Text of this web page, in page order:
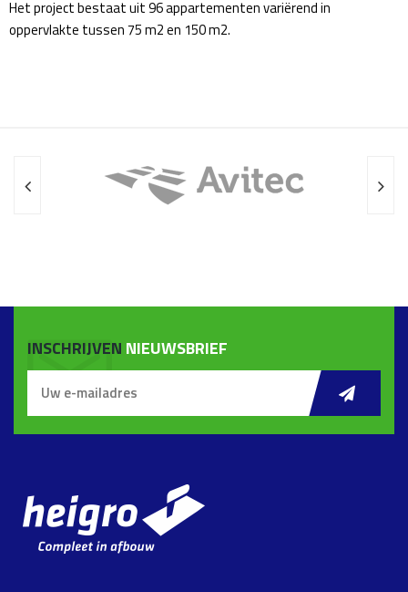
Het project bestaat uit 96 appartementen variërend in
oppervlakte tussen 75 m2 en 150 m2.
INSCHRIJVEN NIEUWSBRIEF